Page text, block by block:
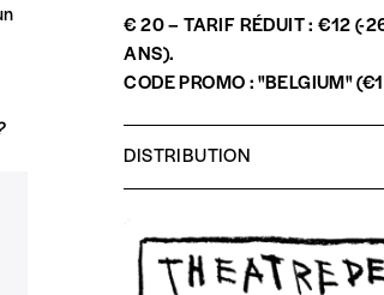
ne correspondent pas€ 20 – TARIF RÉDUIT : €12 (-
ANS).
CODE PROMO : "BELGIUM"
DISTRIBUTION
DeEdgar Szoc
AvecArnaud Botman, Marie
Nathalie Mellinger, Ninon